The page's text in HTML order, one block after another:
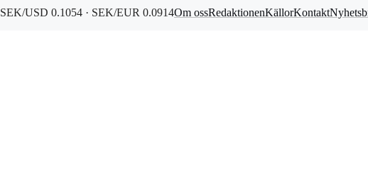
SEK/USD 0.1054 · SEK/EUR 0.0914Om ossRedaktionenKällorKontakt